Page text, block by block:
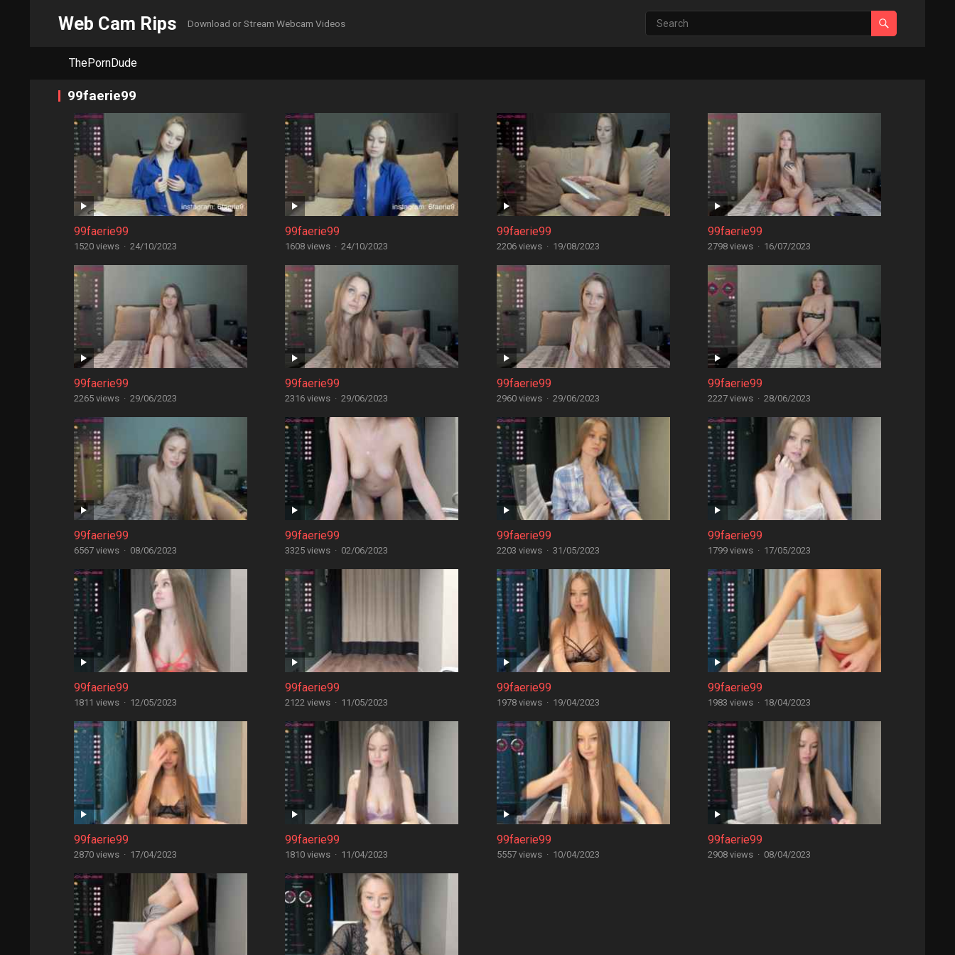
Web Cam Rips Download or Stream Webcam Videos
ThePornDude
99faerie99
99faerie99
1520 views · 24/10/2023
99faerie99
1608 views · 24/10/2023
99faerie99
2206 views · 19/08/2023
99faerie99
2798 views · 16/07/2023
99faerie99
2265 views · 29/06/2023
99faerie99
2316 views · 29/06/2023
99faerie99
2960 views · 29/06/2023
99faerie99
2227 views · 28/06/2023
99faerie99
6567 views · 08/06/2023
99faerie99
3325 views · 02/06/2023
99faerie99
2203 views · 31/05/2023
99faerie99
1799 views · 17/05/2023
99faerie99
1811 views · 12/05/2023
99faerie99
2122 views · 11/05/2023
99faerie99
1978 views · 19/04/2023
99faerie99
1983 views · 18/04/2023
99faerie99
2870 views · 17/04/2023
99faerie99
1810 views · 11/04/2023
99faerie99
5557 views · 10/04/2023
99faerie99
2908 views · 08/04/2023